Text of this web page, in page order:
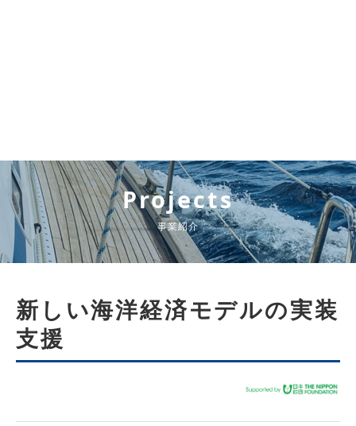
Projects
事業紹介
新しい海洋経済モデルの実装
支援